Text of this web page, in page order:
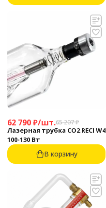
62 790₽/шт.65 207₽
Лазерная трубка CO2 RECI W4
100-130 Вт
В корзину